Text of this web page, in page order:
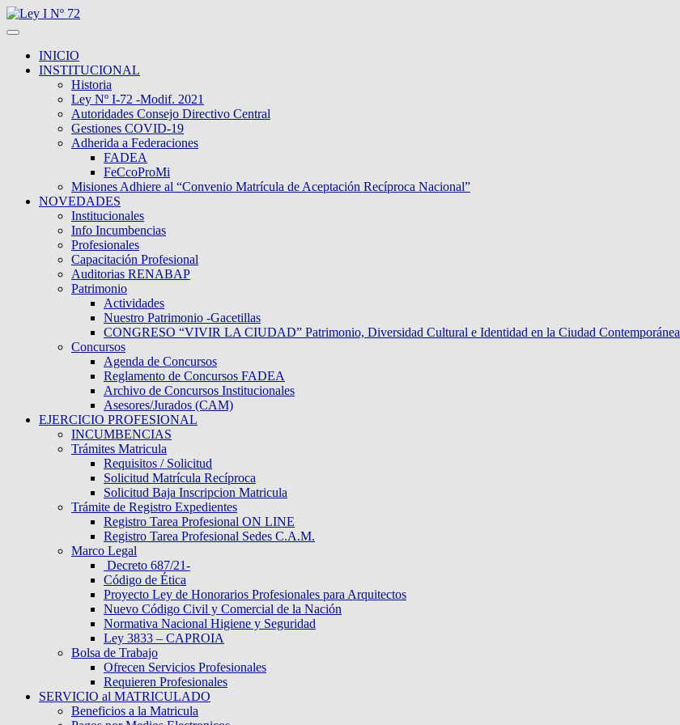
INICIO
INSTITUCIONAL
Historia
Ley Nº I-72 -Modif. 2021
Autoridades Consejo Directivo Central
Gestiones COVID-19
Adherida a Federaciones
FADEA
FeCcoProMi
Misiones Adhiere al “Convenio Matrícula de Aceptación Recíproca Nacional”
NOVEDADES
Institucionales
Info Incumbencias
Profesionales
Capacitación Profesional
Auditorias RENABAP
Patrimonio
Actividades
Nuestro Patrimonio -Gacetillas
CONGRESO “VIVIR LA CIUDAD” Patrimonio, Diversidad Cultural e Identidad en la Ciudad Contemporánea
Concursos
Agenda de Concursos
Reglamento de Concursos FADEA
Archivo de Concursos Institucionales
Asesores/Jurados (CAM)
EJERCICIO PROFESIONAL
INCUMBENCIAS
Trámites Matricula
Requisitos / Solicitud
Solicitud Matrícula Recíproca
Solicitud Baja Inscripcion Matricula
Trámite de Registro Expedientes
Registro Tarea Profesional ON LINE
Registro Tarea Profesional Sedes C.A.M.
Marco Legal
Decreto 687/21-
Código de Ética
Proyecto Ley de Honorarios Profesionales para Arquitectos
Nuevo Código Civil y Comercial de la Nación
Normativa Nacional Higiene y Seguridad
Ley 3833 – CAPROIA
Bolsa de Trabajo
Ofrecen Servicios Profesionales
Requieren Profesionales
SERVICIO al MATRICULADO
Beneficios a la Matricula